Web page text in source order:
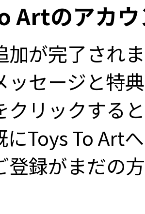
Artのアカ
加が完了され
ッセージと特
クリックする
にToys To Art
登録がまだの